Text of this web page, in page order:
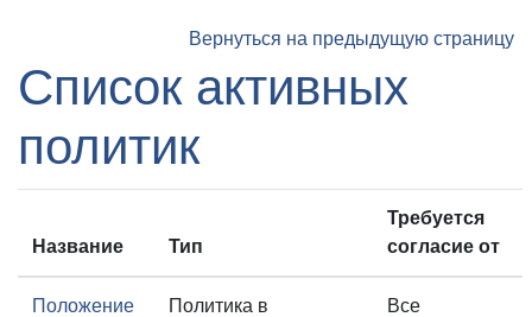
Вернуться на предыдущую страницу
Список активных
политик
Название Тип
Требуется
согласие от
Положение
Политика в
Все